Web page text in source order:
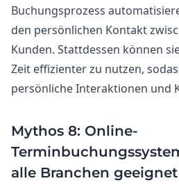
Buchungsprozess
den persönlichen Kontakt
Kunden. Stattdessen können
Zeit effizienter zu nutzen,
persönliche Interaktionen und
Mythos 8: Online-
alle Branchen geeignet